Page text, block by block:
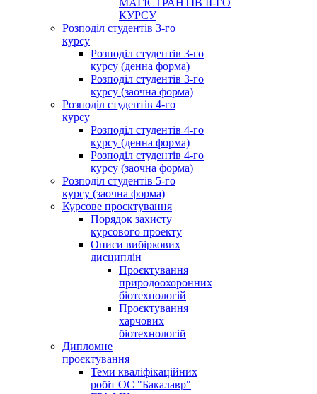
МАГІСТРАНТІВ ІІ-ГО
КУРСУ
Розподіл студентів 3-го
курсу
Розподіл студентів 3-го
курсу (денна форма)
Розподіл студентів 3-го
курсу (заочна форма)
Розподіл студентів 4-го
курсу
Розподіл студентів 4-го
курсу (денна форма)
Розподіл студентів 4-го
курсу (заочна форма)
Розподіл студентів 5-го
курсу (заочна форма)
Курсове проєктування
Порядок захисту
курсового проекту
Описи вибіркових
дисциплін
Проєктування
природоохоронних
біотехнологій
Проєктування
харчових
біотехнологій
Дипломне
проєктування
Теми кваліфікаційних
робіт ОС "Бакалавр"